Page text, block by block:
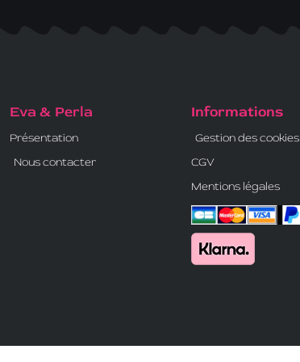
Eva & Perla
Présentation
Nous contacter
Informations
Gestion des cookies
CGV
Mentions légales